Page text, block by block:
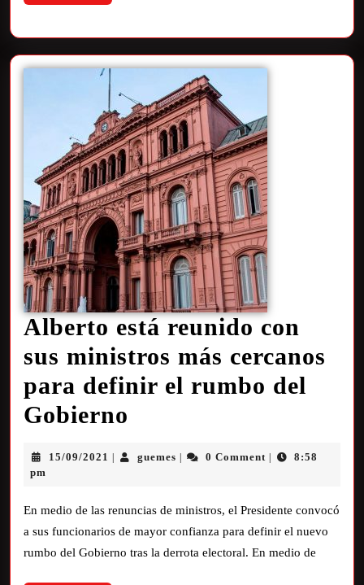
Alberto está reunido con
sus ministros más cercanos
para definir el rumbo del
Gobierno
15/09/2021 guemes 0 Comment
8:58
pm
En medio de las renuncias de ministros, el Presidente convocó
a sus funcionarios de mayor confianza para definir el nuevo
rumbo del Gobierno tras la derrota electoral. En medio de